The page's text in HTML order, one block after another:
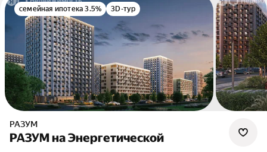
семейная ипотека 3.5% 3D-тур
РАЗУМ
РАЗУМ на Энергетической